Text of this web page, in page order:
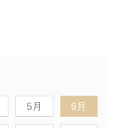
5月 6月